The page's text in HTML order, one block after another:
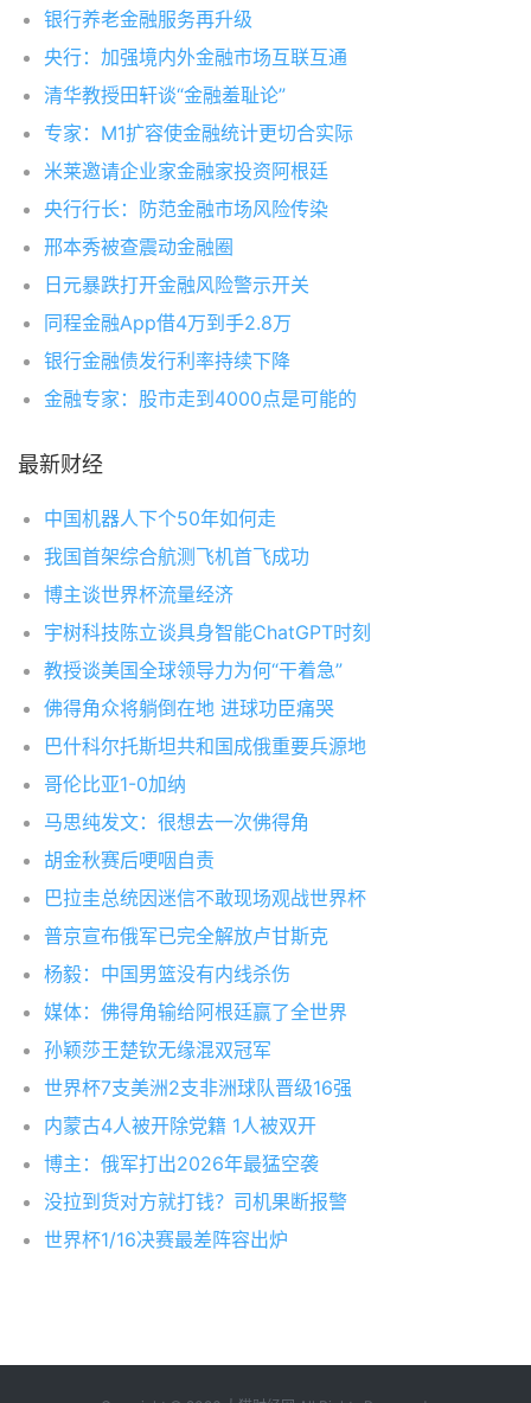
银行养老金融服务再升级
央行：加强境内外金融市场互联互通
清华教授田轩谈“金融羞耻论”
专家：M1扩容使金融统计更切合实际
米莱邀请企业家金融家投资阿根廷
央行行长：防范金融市场风险传染
邢本秀被查震动金融圈
日元暴跌打开金融风险警示开关
同程金融App借4万到手2.8万
银行金融债发行利率持续下降
金融专家：股市走到4000点是可能的
最新财经
中国机器人下个50年如何走
我国首架综合航测飞机首飞成功
博主谈世界杯流量经济
宇树科技陈立谈具身智能ChatGPT时刻
教授谈美国全球领导力为何“干着急”
佛得角众将躺倒在地 进球功臣痛哭
巴什科尔托斯坦共和国成俄重要兵源地
哥伦比亚1-0加纳
马思纯发文：很想去一次佛得角
胡金秋赛后哽咽自责
巴拉圭总统因迷信不敢现场观战世界杯
普京宣布俄军已完全解放卢甘斯克
杨毅：中国男篮没有内线杀伤
媒体：佛得角输给阿根廷赢了全世界
孙颖莎王楚钦无缘混双冠军
世界杯7支美洲2支非洲球队晋级16强
内蒙古4人被开除党籍 1人被双开
博主：俄军打出2026年最猛空袭
没拉到货对方就打钱？司机果断报警
世界杯1/16决赛最差阵容出炉